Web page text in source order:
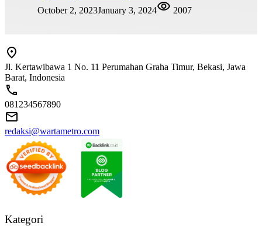
October 2, 2023January 3, 2024 2007
Jl. Kertawibawa 1 No. 11 Perumahan Graha Timur, Bekasi, Jawa
Barat, Indonesia
081234567890
redaksi@wartametro.com
Kategori